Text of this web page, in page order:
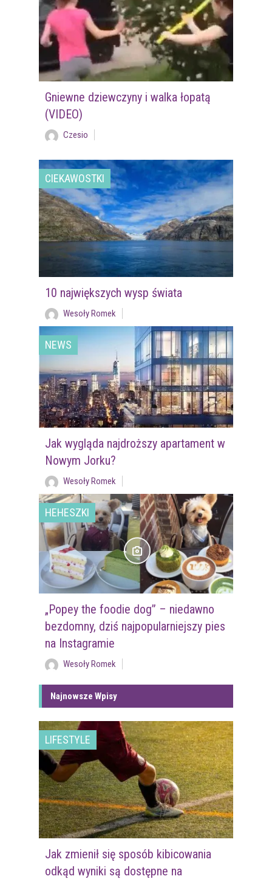
Gniewne dziewczyny i walka łopatą
(VIDEO)
Czesio
CIEKAWOSTKI
10 największych wysp świata
Wesoły Romek
NEWS
Jak wygląda najdroższy apartament w
Nowym Jorku?
Wesoły Romek
HEHESZKI
„Popey the foodie dog” – niedawno
bezdomny, dziś najpopularniejszy pies
na Instagramie
Wesoły Romek
Najnowsze Wpisy
LIFESTYLE
Jak zmienił się sposób kibicowania
odkąd wyniki są dostępne na